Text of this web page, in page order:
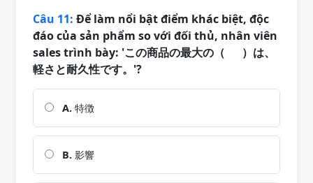
Câu 11: Để làm nổi bật điểm khác biệt, độc
đáo của sản phẩm so với đối thủ, nhân viên
sales trình bày: 'この商品の最大の（ ）は、
軽さと耐久性です。'?
A. 特徴
B. 影響